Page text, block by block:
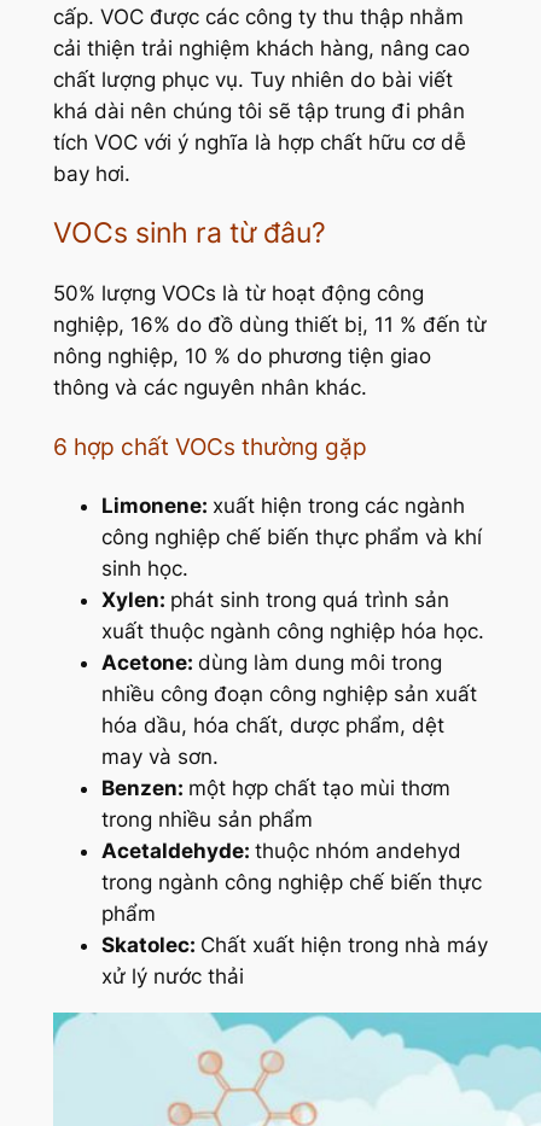
cấp. VOC được các công ty thu thập nhằm
cải thiện trải nghiệm khách hàng, nâng cao
chất lượng phục vụ. Tuy nhiên do bài viết
khá dài nên chúng tôi sẽ tập trung đi phân
tích VOC với ý nghĩa là hợp chất hữu cơ dễ
bay hơi.
VOCs sinh ra từ đâu?
50% lượng VOCs là từ hoạt động công
nghiệp, 16% do đồ dùng thiết bị, 11 % đến từ
nông nghiệp, 10 % do phương tiện giao
thông và các nguyên nhân khác.
6 hợp chất VOCs thường gặp
Limonene: xuất hiện trong các ngành
công nghiệp chế biến thực phẩm và khí
sinh học.
Xylen: phát sinh trong quá trình sản
xuất thuộc ngành công nghiệp hóa học.
Acetone: dùng làm dung môi trong
nhiều công đoạn công nghiệp sản xuất
hóa dầu, hóa chất, dược phẩm, dệt
may và sơn.
Benzen: một hợp chất tạo mùi thơm
trong nhiều sản phẩm
Acetaldehyde: thuộc nhóm andehyd
trong ngành công nghiệp chế biến thực
phẩm
Skatolec: Chất xuất hiện trong nhà máy
xử lý nước thải